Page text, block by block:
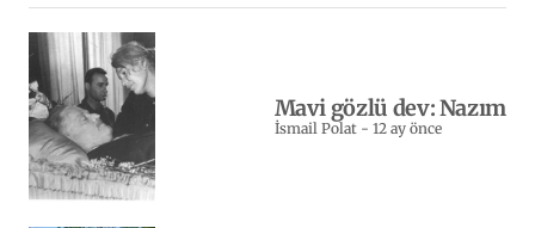
Mavi gözlü dev: Nazım
İsmail Polat- 12 ay önce